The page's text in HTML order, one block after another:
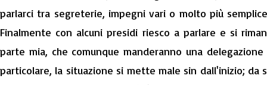
parlarci tra segreterie, impegni vari o molto più
Finalmente con alcuni presidi riesco a parlare e si
parte mia, che comunque manderanno una
particolare, la situazione si mette male sin dall'inizio; da